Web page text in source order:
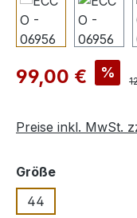
Verkaufspreis:
99,00 € %
Preise inkl. MwSt.
Größeauswählen
44